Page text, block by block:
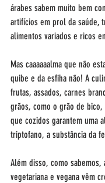
árabes sabem muito bem
artifícios em prol da saúde,
alimentos variados e ricos
Mas caaaaaalma que não
quibe e da esfiha não! A
frutas, assados, carnes
grãos, como o grão de
que cozidos garantem uma
triptofano, a substância da
Além disso, como sabemos,
vegetariana e vegana vêm